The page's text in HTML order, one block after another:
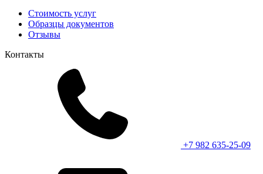
Стоимость услуг
Образцы документов
Отзывы
Контакты
+7 982 635-25-09